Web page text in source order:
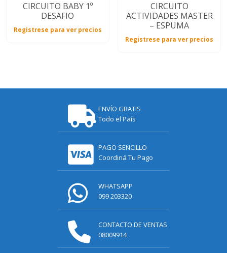
CIRCUITO BABY 1º
DESAFIO
Registrese para ver precios
CIRCUITO
ACTIVIDADES MASTER
– ESPUMA
Registrese para ver precios
ENVÍO GRATIS
Todo el País
PAGO SENCILLO
Coordiná Tu Pago
WHATSAPP
099 203320
CONTACTO DE VENTAS
08009914